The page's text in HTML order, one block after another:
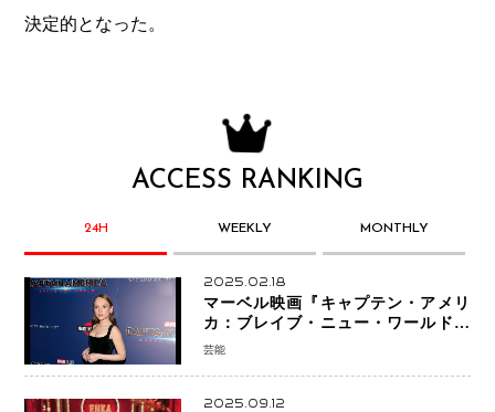
決定的となった。
ACCESS RANKING
24H WEEKLY MONTHLY
2025.02.18
マーベル映画『キャプテン・アメリ
カ：ブレイブ・ニュー・ワールド』
新ブラック・ウィドウ役のシラ・ハー
芸能
2025.09.12